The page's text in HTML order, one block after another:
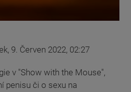
9. Červen 2022, 02:27
v "Show with the Mouse",
penisu či o sexu na